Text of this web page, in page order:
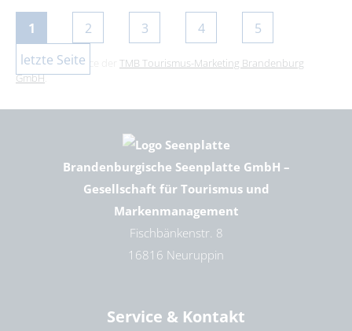
1 2 3 4
5
letzte Seite
Dies ist ein Service der TMB Tourismus-Marketing Brandenburg
GmbH.
Brandenburgische Seenplatte GmbH –
Gesellschaft für Tourismus und
Markenmanagement
Fischbänkenstr. 8
16816 Neuruppin
Service & Kontakt